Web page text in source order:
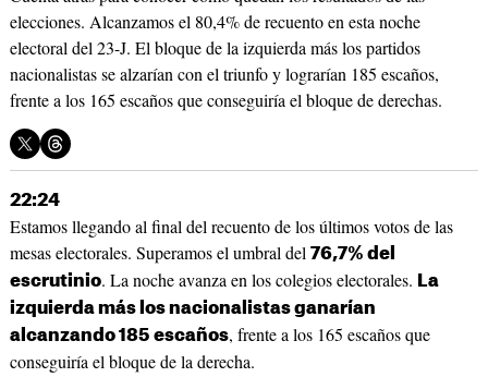
elecciones. Alcanzamos el 80,4% de recuento en esta noche
electoral del 23-J. El bloque de la izquierda más los partidos
nacionalistas se alzarían con el triunfo y lograrían 185 escaños,
frente a los 165 escaños que conseguiría el bloque de derechas.
22:24
Estamos llegando al final del recuento de los últimos votos de las
mesas electorales. Superamos el umbral del 76,7% del
escrutinio. La noche avanza en los colegios electorales. La
izquierda más los nacionalistas ganarían
alcanzando 185 escaños, frente a los 165 escaños que
conseguiría el bloque de la derecha.